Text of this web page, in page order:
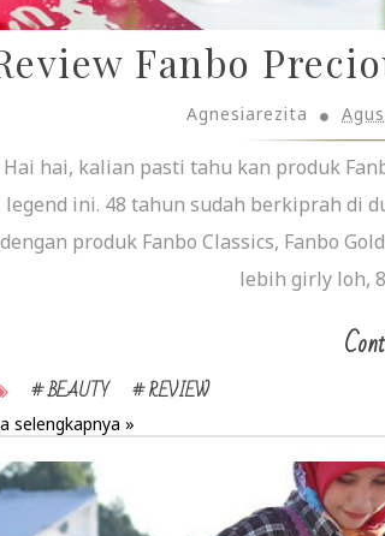
Fanbo
Agnesiarezita
Hai hai, kalian pasti tahu kan produk
legend ini. 48 tahun sudah berkiprah di
dengan produk Fanbo Classics, Fanbo
lebih girly loh,
# BEAUTY # REVIEW
selengkapnya »